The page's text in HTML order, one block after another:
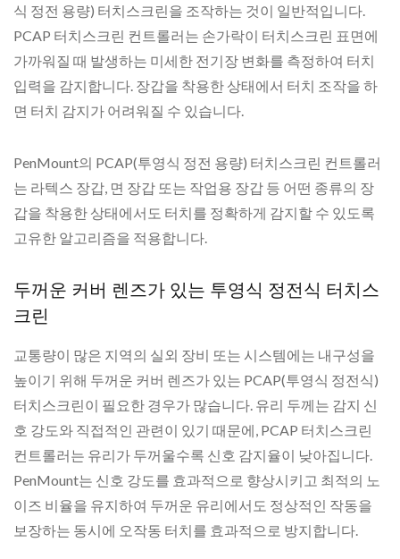
식 정전 용량) 터치스크린을 조작하는 것이 일반적입니다.
PCAP 터치스크린 컨트롤러는 손가락이 터치스크린 표면에
가까워질 때 발생하는 미세한 전기장 변화를 측정하여 터치
입력을 감지합니다. 장갑을 착용한 상태에서 터치 조작을 하
면 터치 감지가 어려워질 수 있습니다.
PenMount의 PCAP(투영식 정전 용량) 터치스크린 컨트롤러
는 라텍스 장갑, 면 장갑 또는 작업용 장갑 등 어떤 종류의 장
갑을 착용한 상태에서도 터치를 정확하게 감지할 수 있도록
고유한 알고리즘을 적용합니다.
두꺼운 커버 렌즈가 있는 투영식 정전식 터치스
크린
교통량이 많은 지역의 실외 장비 또는 시스템에는 내구성을
높이기 위해 두꺼운 커버 렌즈가 있는 PCAP(투영식 정전식)
터치스크린이 필요한 경우가 많습니다. 유리 두께는 감지 신
호 강도와 직접적인 관련이 있기 때문에, PCAP 터치스크린
컨트롤러는 유리가 두꺼울수록 신호 감지율이 낮아집니다.
PenMount는 신호 강도를 효과적으로 향상시키고 최적의 노
이즈 비율을 유지하여 두꺼운 유리에서도 정상적인 작동을
보장하는 동시에 오작동 터치를 효과적으로 방지합니다.